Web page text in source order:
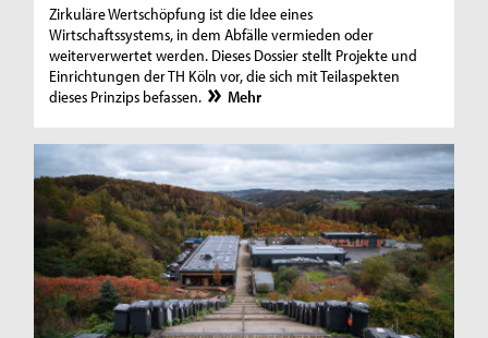
Zirkuläre Wertschöpfung ist die Idee eines
Wirtschaftssystems, in dem Abfälle vermieden oder
weiterverwertet werden. Dieses Dossier stellt Projekte und
Einrichtungen der TH Köln vor, die sich mit Teilaspekten
dieses Prinzips befassen.
Mehr